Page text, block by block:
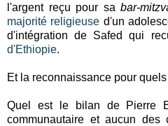
l'argent reçu pour sabar-
majorité religieuse d'un
d'intégration de Safed qui
d'Ethiopie.
Et la reconnaissance pour
Quel est le bilan de Pierre
communautaire et aucun des